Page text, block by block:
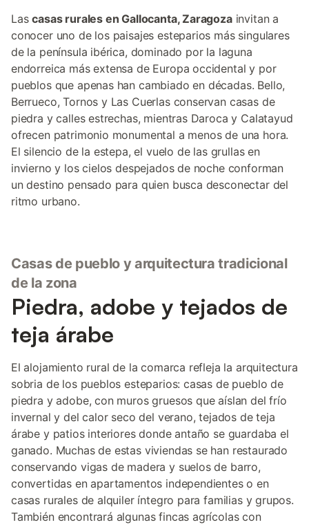
Lascasas rurales en Gallocanta, Zaragozainvitan a
conocer uno de los paisajes esteparios más singulares
de la península ibérica, dominado por la laguna
endorreica más extensa de Europa occidental y por
pueblos que apenas han cambiado en décadas. Bello,
Berrueco, Tornos y Las Cuerlas conservan casas de
piedra y calles estrechas, mientras Daroca y Calatayud
ofrecen patrimonio monumental a menos de una hora.
El silencio de la estepa, el vuelo de las grullas en
invierno y los cielos despejados de noche conforman
un destino pensado para quien busca desconectar del
ritmo urbano.
Casas de pueblo y arquitectura tradicional
de la zona
Piedra, adobe y tejados de
teja árabe
El alojamiento rural de la comarca refleja la arquitectura
sobria de los pueblos esteparios: casas de pueblo de
piedra y adobe, con muros gruesos que aíslan del frío
invernal y del calor seco del verano, tejados de teja
árabe y patios interiores donde antaño se guardaba el
ganado. Muchas de estas viviendas se han restaurado
conservando vigas de madera y suelos de barro,
convertidas en apartamentos independientes o en
casas rurales de alquiler íntegro para familias y grupos.
También encontrará algunas fincas agrícolas con